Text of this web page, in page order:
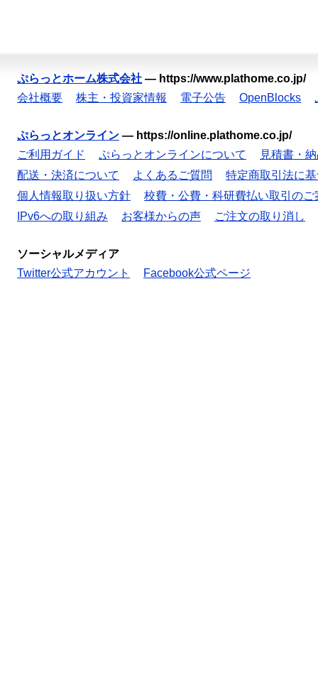
ぷらっとホーム株式会社 — https://www.plathome.co.jp/
会社概要
株主・投資家情報 電子公告 OpenBlocks
ぷらっとオンライン — https://online.plathome.co.jp/
ご利用ガイド
ぷらっとオンラインについて
見積書・
配送・決済について
よくあるご質問
特定商取引法に
個人情報取り扱い方針
校費・公費・科研費払い取引のご
IPv6への取り組み
お客様からの声 ご注文の取り消し
ソーシャルメディア
Twitter公式アカウント
Facebook公式ページ